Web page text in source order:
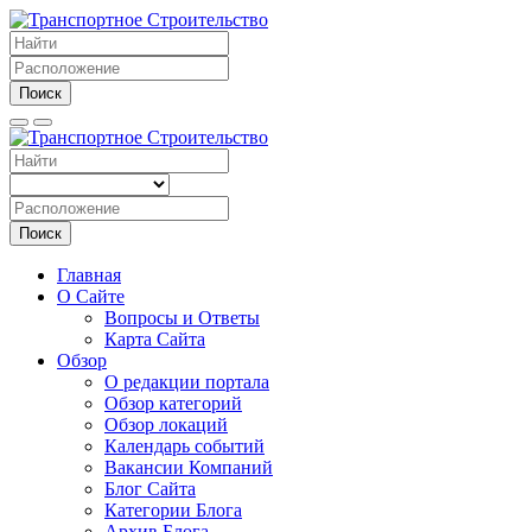
Поиск
Поиск
Главная
О Сайте
Вопросы и Ответы
Карта Сайта
Обзор
О редакции портала
Обзор категорий
Обзор локаций
Календарь событий
Вакансии Компаний
Блог Сайта
Категории Блога